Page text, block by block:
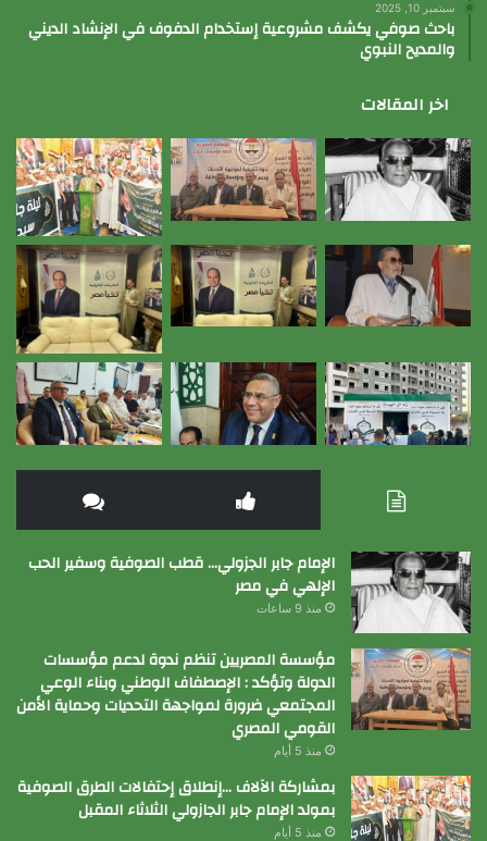
سبتمبر 10, 2025
باحث صوفي يكشف مشروعية إستخدام الدفوف في الإنشاد الديني
والمديح النبوي
اخر المقالات
الإمام جابر الجزولي… قطب الصوفية وسفير الحب
الإلهي في مصر
منذ 9 ساعات
مؤسسة المصريين تنظم ندوة لدعم مؤسسات
الدولة وتؤكد : الإصطفاف الوطني وبناء الوعي
المجتمعي ضرورة لمواجهة التحديات وحماية الأمن
القومي المصري
منذ 5 أيام
بمشاركة الآلاف …إنطلاق إحتفالات الطرق الصوفية
بمولد الإمام جابر الجازولي الثلاثاء المقبل
منذ 5 أيام